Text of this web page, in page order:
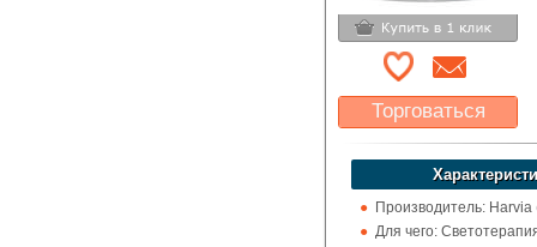
Торговаться
Какая цена Вас
устроит?
Указать цену
Производитель:
Для чего: